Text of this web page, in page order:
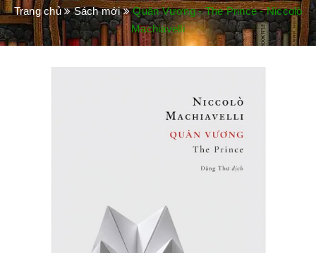
Trang chủ Sách mới
Quân Vương - The Prince - Niccolò
Machiavelli